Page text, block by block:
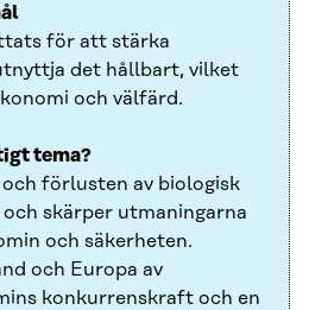
för att stärka
det hållbart, vilket
och välfärd.
tema?
förlusten av biologisk
skärper utmaningarna
och säkerheten.
och Europa av
konkurrenskraft och en